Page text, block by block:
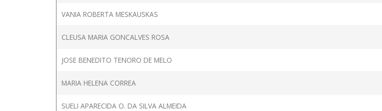
VANIA ROBERTA MESKAUSKAS
CLEUSA MARIA GONCALVES ROSA
JOSE BENEDITO TENORO DE MELO
MARIA HELENA CORREA
SUELI APARECIDA O. DA SILVA ALMEIDA